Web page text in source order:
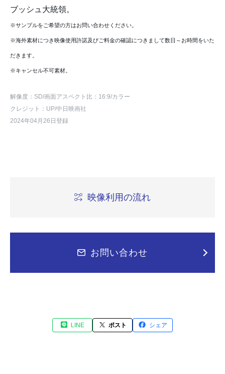
ブッシュ大統領。
※サンプルをご希望の方はお問い合わせください。
※海外素材につき映像使用許諾及びご料金の確認につきまして数日～お時間をいた
だきます。
※キャンセル不可素材。
解像度：SD/画面アスペクト比：16:9/カラー
クレジット：UP/中日映画社
2024年04月26日登録
映像利用の流れ
お問い合わせ
LINE ポスト シェア